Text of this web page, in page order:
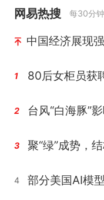
网易热搜 每30分
中国经济展现
1
2 台风“白海豚”
3 聚“绿”成势，
4